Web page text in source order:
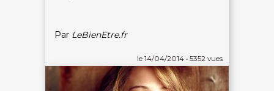
le 14/04/2014 • 5352 vues
Par LeBienEtre.fr
de 9h à 12h30 et de 14h à 18h
DEVENIR PARTENAIRE
Proposer mon établissement
Témoignages partenaires